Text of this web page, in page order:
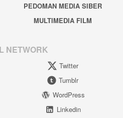
PEDOMAN MEDIA SIBER
MULTIMEDIA FILM
NETWORK
Twitter
Tumblr
WordPress
Linkedin